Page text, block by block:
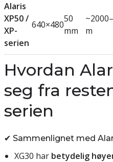
Alaris
XP50 /
XP-
serien
640×480
50
mm
m
Hvordan
seg fra
serien
✔ Sammenlignet med
XG30 har betydelig